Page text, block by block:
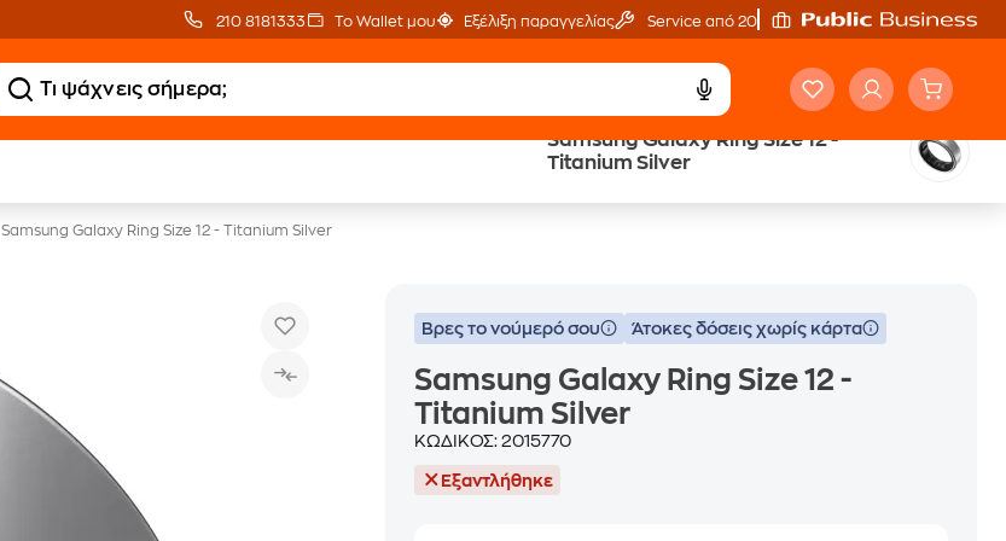
210 8181333 Το Wallet μου Εξέλιξη παραγγελίας Service από 20'
Samsung Galaxy Ring Size 12 -
Titanium Silver
Trade & Save
Samsung Galaxy Ring Size 12 - Titanium Silver
Βρες το νούμερό σου Άτοκες δόσεις χωρίς κάρτα
Samsung Galaxy Ring Size 12 -
Titanium Silver
ΚΩΔΙΚΟΣ:2015770
Εξαντλήθηκε